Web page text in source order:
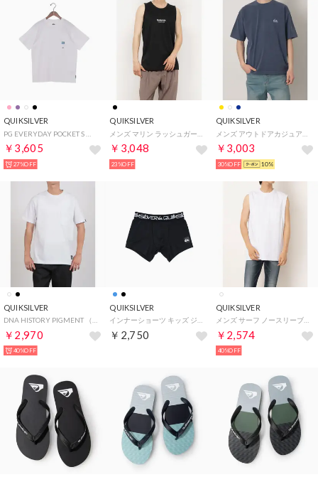
QUIKSILVER
￥3,605
27%OFF
QUIKSILVER
￥3,048
23%OFF
QUIKSILVER
￥3,003
30%OFF 10%
QUIKSILVER
￥2,970
40%OFF
QUIKSILVER
￥2,750
QUIKSILVER
メンズ サーフ ノースリーブ HISTORY SL QSL252003 （WHT）
￥2,574
40%OFF